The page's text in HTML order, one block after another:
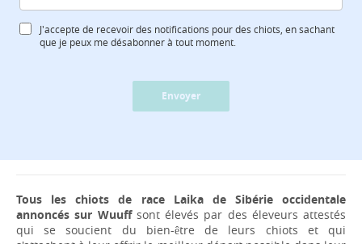
J'accepte de recevoir des notifications pour des chiots, en sachant
que je peux me désabonner à tout moment.
Envoyer
Tous les chiots de race Laika de Sibérie occidentale
annoncés sur Wuuffsont élevés par des éleveurs attestés
qui se soucient du bien-être de leurs chiots et qui